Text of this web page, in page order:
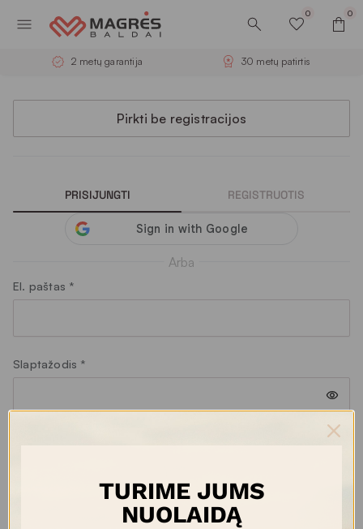
0 0
2 metų garantija 30 metų patirtis
Pirkti be registracijos
PRISIJUNGTI REGISTRUOTIS
Arba
El. paštas *
Slaptažodis *
Pamiršote slaptažodį?
TURIME JUMS
NUOLAIDĄ